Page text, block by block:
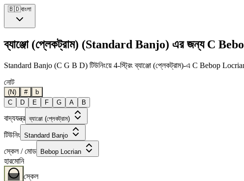
🇧🇩বাংলা
ব্যাঞ্জো (প্লেকট্রাম) (Standard Banjo) এর জন্য C
Standard Banjo (C G B D) টিউনিংয়ে 4-স্ট্রিং ব্যাঞ্জো (প্লেকট্রাম)-এ C Bebop Locrian
নোট
(N) #
b
C
D E F G A B
বাদ্যযন্ত্র ব্যাঞ্জো (প্লেকট্রাম)
টিউনিং Standard Banjo
স্কেল / মোড Bebop Locrian
হারমোনি
স্কেল